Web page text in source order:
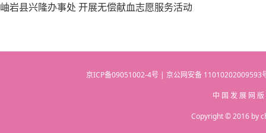
岫岩县兴隆办事处 开展无偿献血志愿服务活动
京ICP备09051002-4号 | 京公网安备
中 国 发 展 网
Copyright © 2016 by